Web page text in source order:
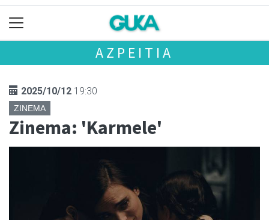
AZPEITIA
2025/10/12 19:30
ZINEMA
Zinema: 'Karmele'